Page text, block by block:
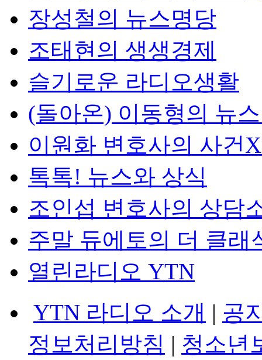
장성철의 뉴스명당
조태현의 생생경제
슬기로운 라디오생활
(돌아온) 이동형의 뉴
이원화 변호사의 사건
톡톡! 뉴스와 상식
조인섭 변호사의 상담
주말 듀에토의 더 클래
열린라디오 YTN
YTN 라디오 소개 | 공
정보처리방침 | 청소년